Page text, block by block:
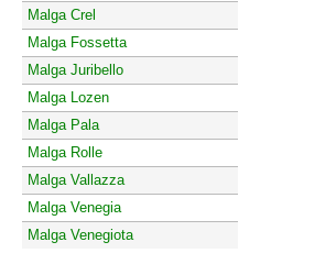
Malga Crel
Malga Fossetta
Malga Juribello
Malga Lozen
Malga Pala
Malga Rolle
Malga Vallazza
Malga Venegia
Malga Venegiota